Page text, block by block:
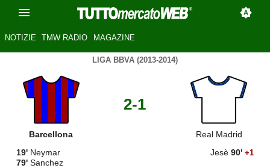
NOTIZIE TMW RADIO MAGAZINE
LIGA BBVA (2013-2014)
Barcellona
2-1
Real Madrid
19' Neymar
79' Sanchez
Jesè 90' +1